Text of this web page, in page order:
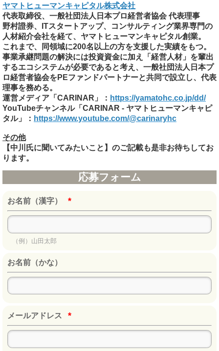
ヤマトヒューマンキャピタル株式会社
代表取締役、一般社団法人日本プロ経営者協会 代表理事
野村證券、ITスタートアップ、コンサルティング業界専門の
人材紹介会社を経て、ヤマトヒューマンキャピタル創業。
これまで、同領域に200名以上の方を支援した実績をもつ。
事業承継問題の解決には投資資金に加え「経営人材」を輩出
するエコシステムが必要であると考え、一般社団法人日本プ
ロ経営者協会をPEファンドパートナーと共同で設立し、代表
理事を務める。
運営メディア「CARINAR」： https://yamatohc.co.jp/dd/
YouTubeチャンネル「CARINAR - ヤマトヒューマンキャピ
タル」： https://www.youtube.com/@carinaryhc
その他
【中川氏に聞いてみたいこと】のご記載も是非お待ちしてお
ります。
応募フォーム
お名前（漢字） *
（例）山田太郎
お名前（かな）
メールアドレス *